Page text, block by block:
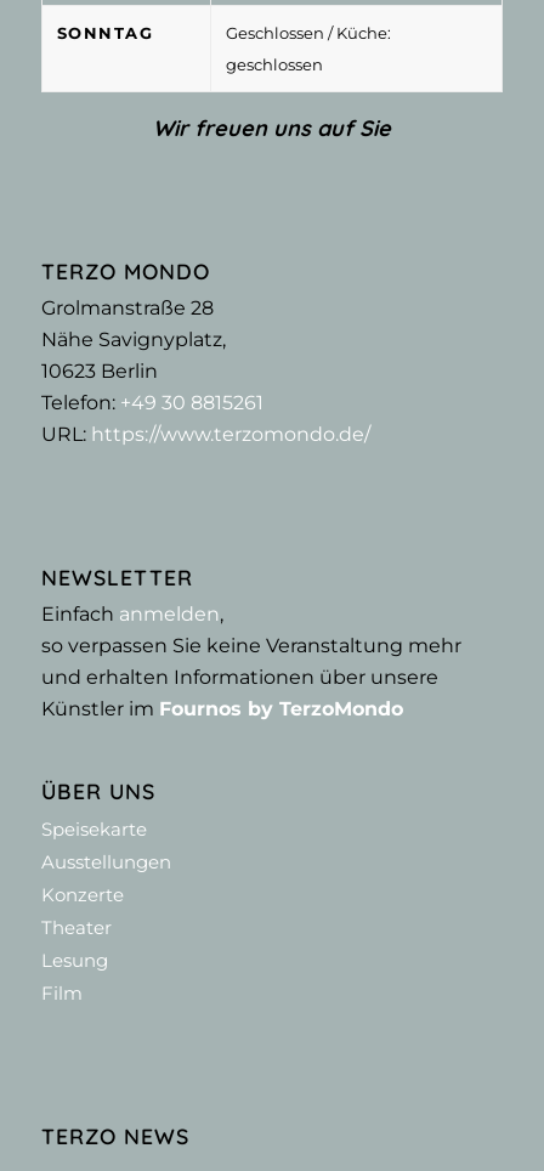
SONNTAG Geschlossen / Küche:
geschlossen
Wir freuen uns auf Sie
TERZO MONDO
Grolmanstraße 28
Nähe Savignyplatz,
10623Berlin
Telefon: +49 30 8815261
URL: https://www.terzomondo.de/
NEWSLETTER
Einfach anmelden,
so verpassen Sie keine Veranstaltung mehr
und erhalten Informationen über unsere
Künstler im Fournos by TerzoMondo
ÜBER UNS
Speisekarte
Ausstellungen
Konzerte
Theater
Lesung
Film
TERZO NEWS